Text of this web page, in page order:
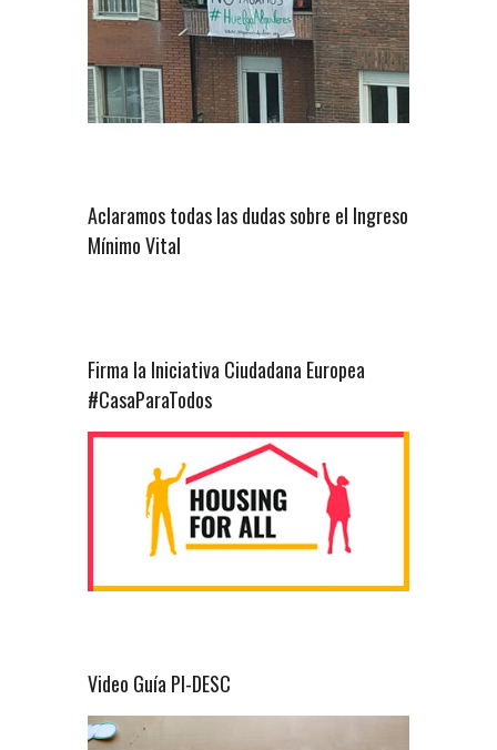
Aclaramos todas las dudas sobre el Ingreso
Mínimo Vital
Firma la Iniciativa Ciudadana Europea
#CasaParaTodos
Video Guía PI-DESC